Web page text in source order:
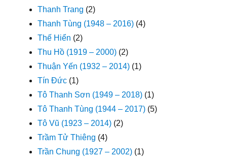
Thanh Trang (2)
Thanh Tùng (1948 – 2016) (4)
Thế Hiển (2)
Thu Hồ (1919 – 2000) (2)
Thuận Yến (1932 – 2014) (1)
Tín Đức (1)
Tô Thanh Sơn (1949 – 2018) (1)
Tô Thanh Tùng (1944 – 2017) (5)
Tô Vũ (1923 – 2014) (2)
Trầm Tử Thiêng (4)
Trần Chung (1927 – 2002) (1)